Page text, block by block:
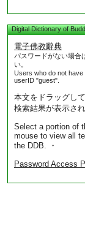
Digital Dictionary of
電子佛教辭典
パスワードがない場合
い。
Users who do not
userID "guest".
本文をドラッグし
検索結果が表示され
Select a portion of
mouse to view all
the DDB. ・
Password Access